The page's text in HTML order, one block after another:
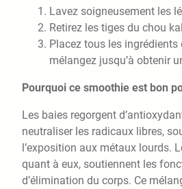
Lavez soigneusement les
Retirez les tiges du chou
Placez tous les
mélangez jusqu’à obtenir
Pourquoi ce smoothie est bon
Les baies regorgent
neutraliser les radicaux libres,
l’exposition aux métaux lourds.
quant à eux, soutiennent les
d’élimination du corps. Ce